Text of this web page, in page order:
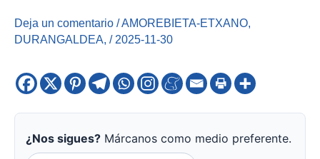
Deja un comentario /AMOREBIETA-ETXANO,
DURANGALDEA, / 2025-11-30
¿Nos sigues? Márcanos como medio preferente.